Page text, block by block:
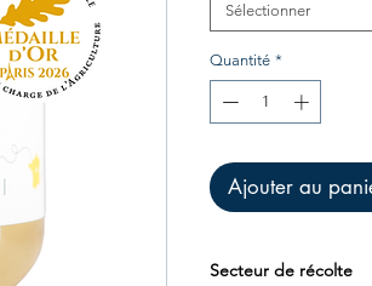
Sélectionner
Quantité *
Ajouter au
Secteur de récolte